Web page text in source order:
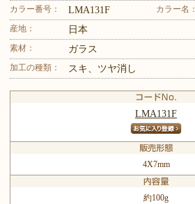
カラー番号： LMA131F カラー名：
産地： 日本
素材： ガラス
加工の種類： スキ、ツヤ消し
LMA131F
4X7mm
約100g